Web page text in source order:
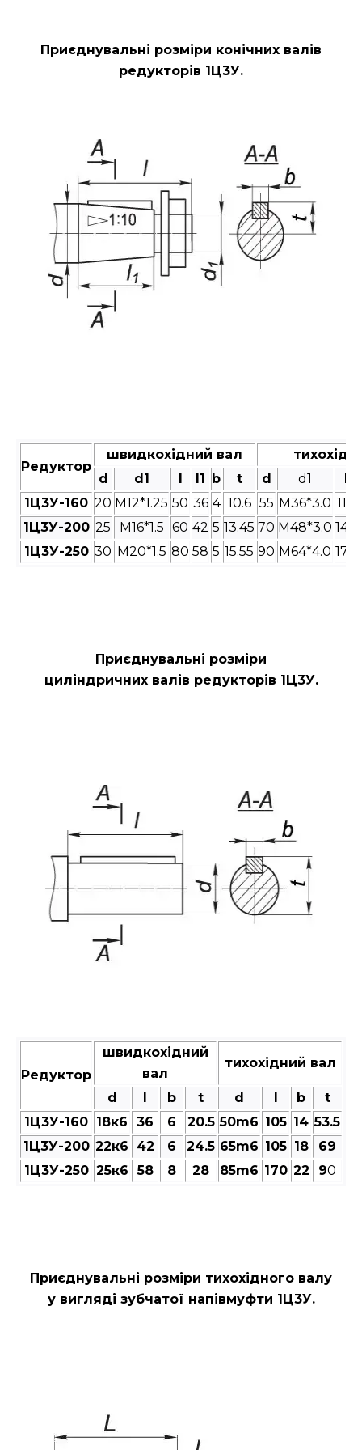
Приєднувальні розміри конічних валів
редукторів 1Ц3У.
Редуктор
швидкохідний вал
d
d1 l l1 b t d d1
l
1Ц3У-160 20 M12*1.25 50 36 4 10.6 55 M36*3.0 110
1Ц3У-200 25 M16*1.5 60 42 5 13.45 70 M48*3.0 140
1Ц3У-250 30 M20*1.5 80 58 5 15.55 90 M64*4.0 170
Приєднувальні розміри
циліндричних валів редукторів 1Ц3У.
Редуктор
швидкохідний
вал
тихохідний вал
d l b t d l b
t
1Ц3У-160 18к6 36 6 20.5 50m6 105 14 53.5
1Ц3У-200 22к6 42 6 24.5 65m6 105 18
69
1Ц3У-250 25к6 58 8 28 85m6 170 22 90
Приєднувальні розміри тихохідного валу
у вигляді зубчатої напівмуфти 1Ц3У.